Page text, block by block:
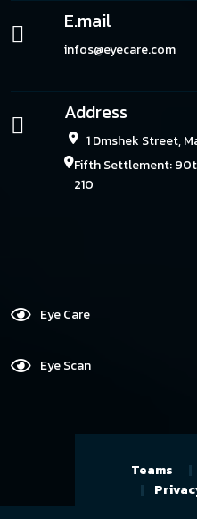
E.mail
infos@eyecare.com
Address
1 Dmshek Street,
Fifth Settlement:
210
Eye Care
Eye Scan
Teams